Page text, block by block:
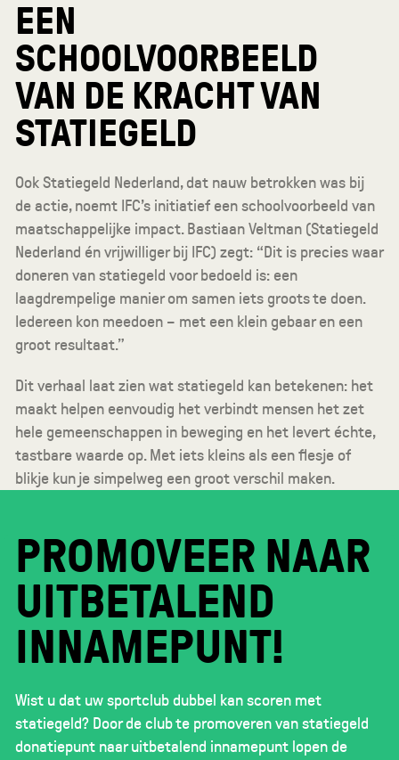
EEN
SCHOOLVOORBEELD
VAN DE KRACHT VAN
STATIEGELD
Ook Statiegeld Nederland, dat nauw betrokken was bij
de actie, noemt IFC’s initiatief een schoolvoorbeeld van
maatschappelijke impact. Bastiaan Veltman (Statiegeld
Nederland én vrijwilliger bij IFC) zegt: “Dit is precies waar
doneren van statiegeld voor bedoeld is: een
laagdrempelige manier om samen iets groots te doen.
Iedereen kon meedoen – met een klein gebaar en een
groot resultaat.”
Dit verhaal laat zien wat statiegeld kan betekenen: het
maakt helpen eenvoudig het verbindt mensen het zet
hele gemeenschappen in beweging en het levert échte,
tastbare waarde op. Met iets kleins als een flesje of
blikje kun je simpelweg een groot verschil maken.
PROMOVEER NAAR
UITBETALEND
INNAMEPUNT!
Wist u dat uw sportclub dubbel kan scoren met
statiegeld? Door de club te promoveren van statiegeld
donatiepunt naar uitbetalend innamepunt lopen de